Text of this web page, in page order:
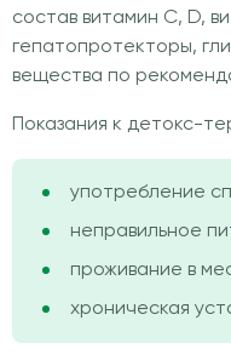
состав витамин С, D,
гепатопротекторы,
вещества по
Показания к детокс-
употребление
неправильное
проживание в
хроническая